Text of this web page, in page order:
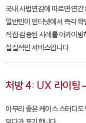
국내 사법연감에 따르면 연
일반인이 인터넷에서 즉각
직접 검증된 사례를 아카이
실질적인 서비스입니다.
처방 4: UX 라이팅
아무리 좋은 케이스 스터디